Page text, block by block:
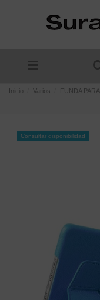
Inicio Varios FUNDA
Consultar disponibilidad